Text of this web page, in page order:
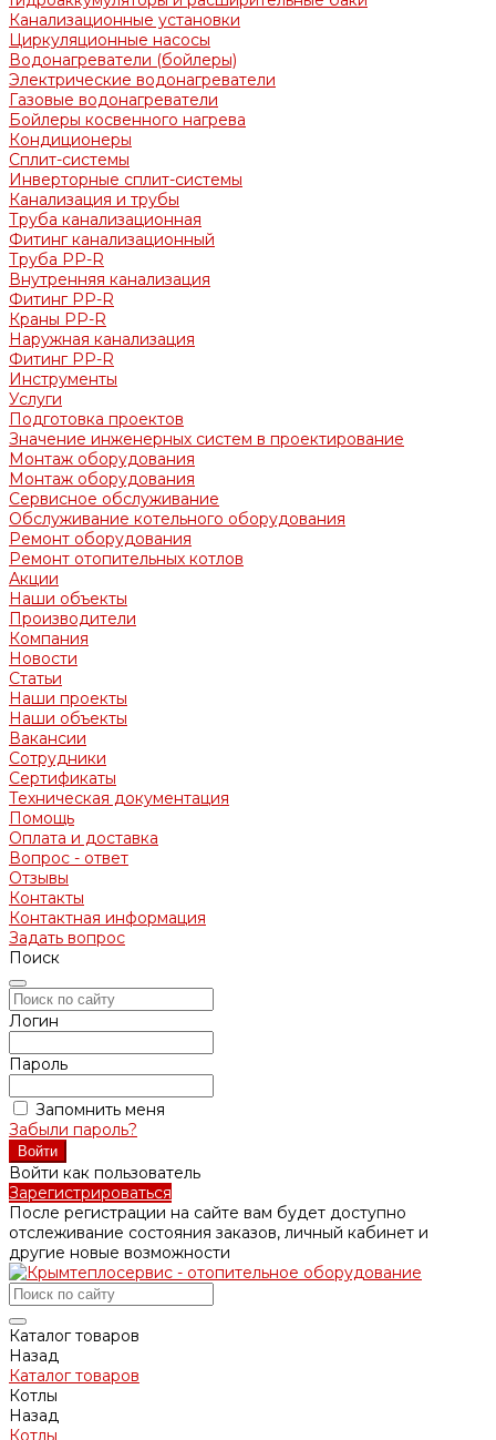
Канализационные установки
Циркуляционные насосы
Водонагреватели (бойлеры)
Электрические водонагреватели
Газовые водонагреватели
Бойлеры косвенного нагрева
Кондиционеры
Сплит-системы
Инверторные сплит-системы
Канализация и трубы
Труба канализационная
Фитинг канализационный
Труба PP-R
Внутренняя канализация
Фитинг PP-R
Краны PP-R
Наружная канализация
Фитинг PP-R
Инструменты
Услуги
Подготовка проектов
Значение инженерных систем в проектирование
Монтаж оборудования
Монтаж оборудования
Сервисное обслуживание
Обслуживание котельного оборудования
Ремонт оборудования
Ремонт отопительных котлов
Акции
Наши объекты
Производители
Компания
Новости
Статьи
Наши проекты
Наши объекты
Вакансии
Сотрудники
Сертификаты
Техническая документация
Помощь
Оплата и доставка
Вопрос - ответ
Отзывы
Контакты
Контактная информация
Задать вопрос
Поиск
Логин
Пароль
Запомнить меня
Забыли пароль?
Войти как пользователь
Зарегистрироваться
После регистрации на сайте вам будет доступно
отслеживание состояния заказов, личный кабинет и
другие новые возможности
Каталог товаров
Назад
Каталог товаров
Котлы
Назад
Котлы